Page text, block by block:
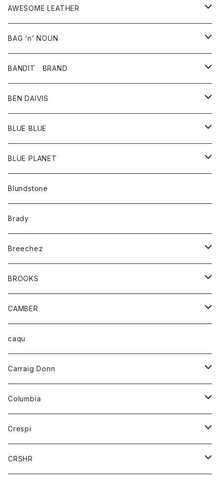
アクセサリー
その他雑貨
シャツ
ボトム
スカート
パンツ
グッズ
靴
バッグ
靴
シャツ
AWESOME LEATHER
アウター
革ジャケット
BAG ‘n’ NOUN
アクセサリー
バッグ
ポーチ
BANDIT BRAND
トップス
Ｔシャツ
BEN DAIVIS
ポトム
パンツ
BLUE BLUE
アウター
カーディガン
コート
アクセサリー
バッグ
ベルト
キッズ
Tシャツ
グッズ
アンダーウェアー
カードホルダー
チーフ
バンダナ
トップス
カーディガン
トレーナー
ボトム
オーバーオール
ショートパンツ
レディース
オーバーオール
カーディガン
BLUE PLANET
サングラス
Blundstone
Brady
Breechez
シャツ
BROOKS
グッズ
靴
CAMBER
トップス
ハーフスリーブTシャツ
caqu
Carraig Donn
ニット
Columbia
アウター
ジャケット
Crespi
ジャケット
CRSHR